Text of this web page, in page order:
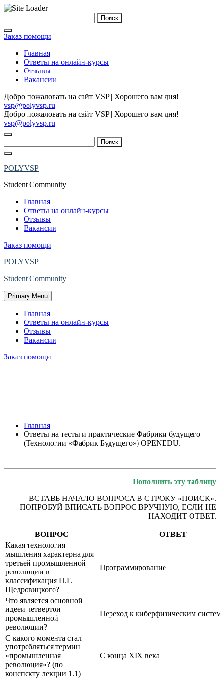
to
content
Заказ помощи
Главная
Ответы на онлайн-курсы
Отзывы
Вакансии
Добро пожаловать на сайт VSP | Хорошего вам дня!
vsp@polyvsp.ru
Добро пожаловать на сайт VSP | Хорошего вам дня!
vsp@polyvsp.ru
POLYVSP
Student Community
Главная
Ответы на онлайн-курсы
Отзывы
Вакансии
Заказ помощи
POLYVSP
Student Community
Primary Menu
Главная
Ответы на онлайн-курсы
Отзывы
Вакансии
Заказ помощи
Главная
Ответы на тесты и практические Фабрики будущего
(Технологии «Фабрик Будущего») OPENEDU.
Пополнить эту таблицу
ВСТАВЬ НАЧАЛО ВОПРОСА В СТРОКУ «ПОИСК».
ПОПРОБУЙ ВПИСАТЬ ВОПРОС ВРУЧНУЮ, ЕСЛИ НЕ
НАХОДИТ ОТВЕТ.
ВОПРОС
ОТВЕТ
Какая технология
мышления характерна для
третьей промышленной
революции в
классификация П.Г.
Щедровицкого?
Программирование
Что является основной
идеей четвертой
промышленной
революции?
Переход к киберфизическим
С какого момента стал
употребляться термин
«промышленная
революция»? (по
конспекту лекции 1.1)
С конца XIX века